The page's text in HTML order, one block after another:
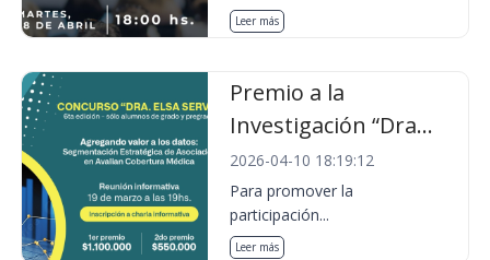
Leer más
Premio a la
Investigación “Dra...
2026-04-10 18:19:12
Para promover la
participación...
Leer más